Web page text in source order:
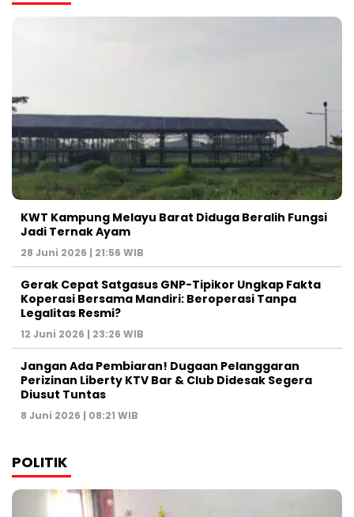
KWT Kampung Melayu Barat Diduga Beralih Fungsi
Jadi Ternak Ayam
28 Juni 2026 | 21:56 WIB
Gerak Cepat Satgasus GNP-Tipikor Ungkap Fakta
Koperasi Bersama Mandiri: Beroperasi Tanpa
Legalitas Resmi?
12 Juni 2026 | 23:26 WIB
Jangan Ada Pembiaran! Dugaan Pelanggaran
Perizinan Liberty KTV Bar & Club Didesak Segera
Diusut Tuntas
8 Juni 2026 | 08:21 WIB
POLITIK